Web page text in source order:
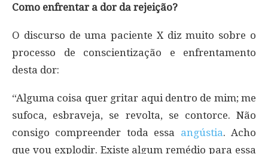
Como enfrentar a dor da rejeição?
O discurso de uma paciente X diz muito sobre o
processo de conscientização e enfrentamento
desta dor:
“Alguma coisa quer gritar aqui dentro de mim; me
sufoca, esbraveja, se revolta, se contorce. Não
consigo compreender toda essa angústia. Acho
que vou explodir. Existe algum remédio para essa